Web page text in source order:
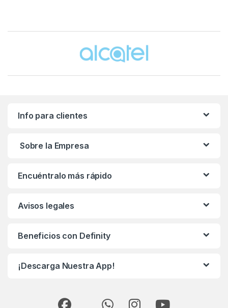
Brands Carousel
Info para clientes
Sobre la Empresa
Encuéntralo más rápido
Avisos legales
Beneficios con Definity
¡Descarga Nuestra App!